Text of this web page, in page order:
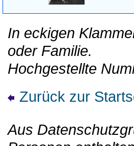
In eckigen
oder Familie.
Hochgestellte
Zurück zur
Aus